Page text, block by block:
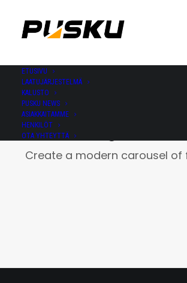
ETUSIVU
LAATUJÄRJESTELMÄ
KALUSTO
PUSKU NEWS
ASIAKKAITAMME
HENKILÖT
OTA YHTEYTTÄ
Create a modern carousel of